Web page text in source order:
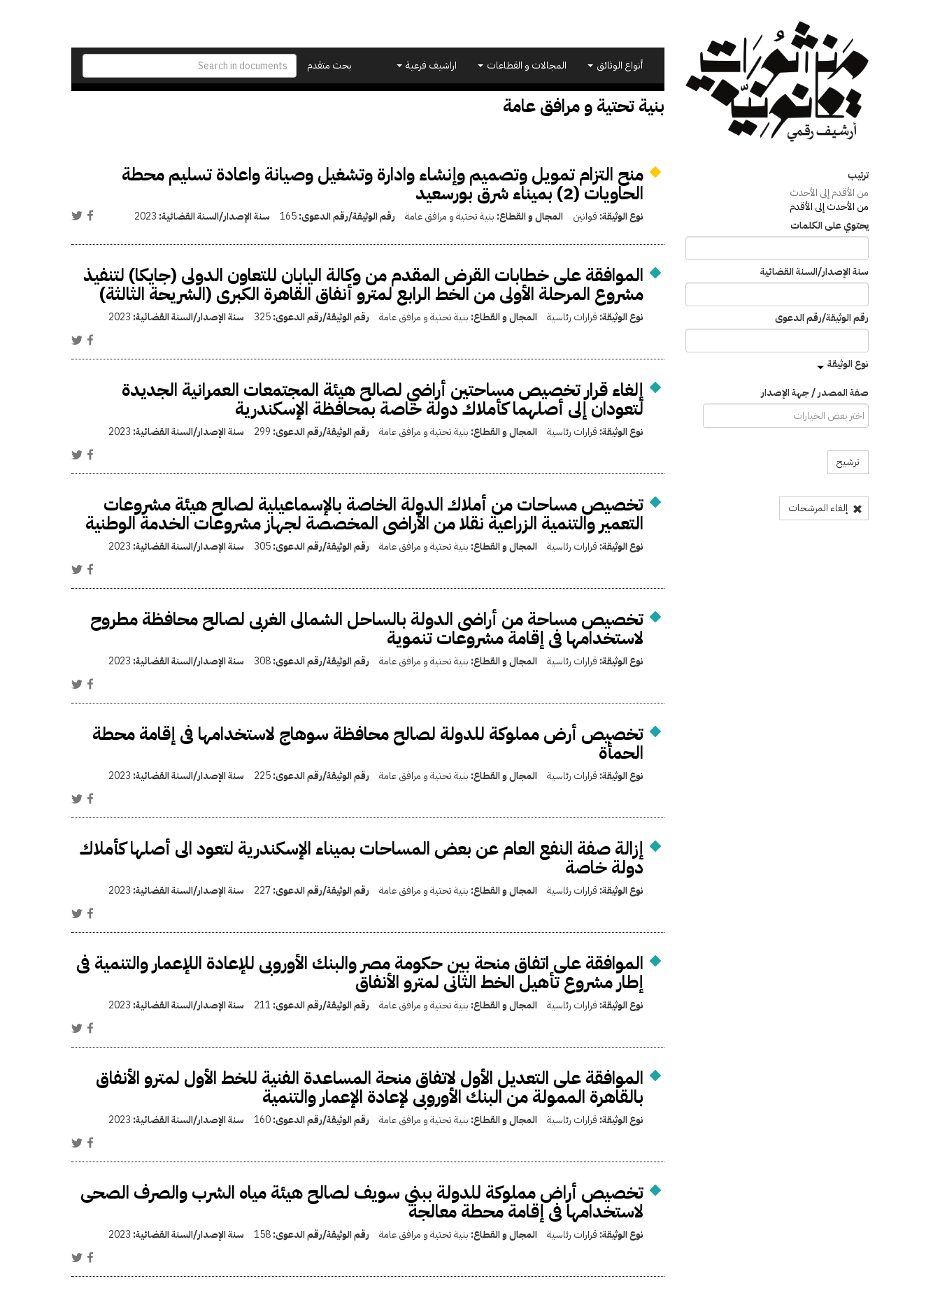
بحث متقدم
أنواع الوثائق المجالات و القطاعات اراشيف فرعية
بنية تحتية و مرافق عامة
ترتيب
من الأقدم إلى الأحدث
من الأحدث إلى الأقدم
يحتوي على الكلمات
سنة الإصدار/السنة القضائية
رقم الوثيقة/رقم الدعوى
نوع الوثيقة
صفة المصدر / جهة الإصدار
ترشيح
إلغاء المرشحات
منح التزام تمويل وتصميم وإنشاء وادارة وتشغيل وصيانة واعادة تسليم محطة
الحاويات (2) بميناء شرق بورسعيد
نوع الوثيقة: قوانين المجال و القطاع: بنية تحتية و مرافق عامة رقم الوثيقة/رقم الدعوى:165 سنة الإصدار/السنة القضائية: 2023
الموافقة على خطابات القرض المقدم من وكالة اليابان للتعاون الدولى (جايكا) لتنفيذ
مشروع المرحلة الأولى من الخط الرابع لمترو أنفاق القاهرة الكبرى (الشريحة الثالثة)
نوع الوثيقة: قرارات رئاسية المجال و القطاع: بنية تحتية و مرافق عامة رقم الوثيقة/رقم الدعوى:325 سنة الإصدار/السنة القضائية: 2023
إلغاء قرار تخصيص مساحتين أراضي لصالح هيئة المجتمعات العمرانية الجديدة
لتعودان إلى أصلهما كأملاك دولة خاصة بمحافظة الإسكندرية
نوع الوثيقة: قرارات رئاسية المجال و القطاع: بنية تحتية و مرافق عامة رقم الوثيقة/رقم الدعوى: 299 سنة الإصدار/السنة القضائية: 2023
تخصيص مساحات من أملاك الدولة الخاصة بالإسماعيلية لصالح هيئة مشروعات
التعمير والتنمية الزراعية نقلا من الأراضى المخصصة لجهاز مشروعات الخدمة الوطنية
نوع الوثيقة: قرارات رئاسية المجال و القطاع: بنية تحتية و مرافق عامة رقم الوثيقة/رقم الدعوى:305 سنة الإصدار/السنة القضائية: 2023
تخصيص مساحة من أراضى الدولة بالساحل الشمالى الغربى لصالح محافظة مطروح
لاستخدامها فى إقامة مشروعات تنموية
نوع الوثيقة: قرارات رئاسية المجال و القطاع: بنية تحتية و مرافق عامة رقم الوثيقة/رقم الدعوى:308 سنة الإصدار/السنة القضائية: 2023
تخصيص أرض مملوكة للدولة لصالح محافظة سوهاج لاستخدامها فى إقامة محطة
الحمأة
نوع الوثيقة: قرارات رئاسية المجال و القطاع: بنية تحتية و مرافق عامة رقم الوثيقة/رقم الدعوى:225 سنة الإصدار/السنة القضائية: 2023
إزالة صفة النفع العام عن بعض المساحات بميناء الإسكندرية لتعود الى أصلها كأملاك
دولة خاصة
نوع الوثيقة: قرارات رئاسية المجال و القطاع: بنية تحتية و مرافق عامة رقم الوثيقة/رقم الدعوى:227 سنة الإصدار/السنة القضائية: 2023
الموافقة على اتفاق منحة بين حكومة مصر والبنك الأوروبى للإعادة اللإعمار والتنمية فى
إطار مشروع تأهيل الخط الثانى لمترو الأنفاق
نوع الوثيقة: قرارات رئاسية المجال و القطاع: بنية تحتية و مرافق عامة رقم الوثيقة/رقم الدعوى: 211 سنة الإصدار/السنة القضائية: 2023
الموافقة على التعديل الأول لاتفاق منحة المساعدة الفنية للخط الأول لمترو الأنفاق
بالقاهرة الممولة من البنك الأوروبى لإعادة الإعمار والتنمية
نوع الوثيقة: قرارات رئاسية المجال و القطاع: بنية تحتية و مرافق عامة رقم الوثيقة/رقم الدعوى:160 سنة الإصدار/السنة القضائية: 2023
تخصيص أراض مملوكة للدولة ببني سويف لصالح هيئة مياه الشرب والصرف الصحى
لاستخدامها فى إقامة محطة معالجة
نوع الوثيقة: قرارات رئاسية المجال و القطاع: بنية تحتية و مرافق عامة رقم الوثيقة/رقم الدعوى:158 سنة الإصدار/السنة القضائية: 2023